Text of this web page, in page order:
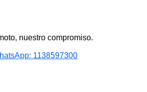
nuestro compromiso.
1138597300